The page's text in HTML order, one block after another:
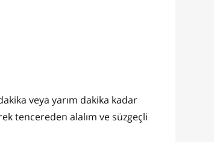
veya yarım dakika kadar
tencereden alalım ve süzgeçli